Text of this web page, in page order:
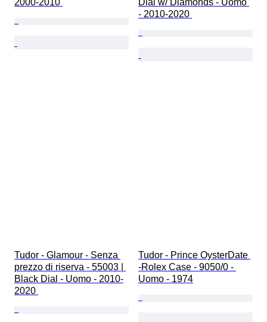
2000-2010
Dial w/ Diamonds - Uomo
- 2010-2020
Tudor - Glamour - Senza
prezzo di riserva - 55003 |
Black Dial - Uomo - 2010-
2020
Tudor - Prince OysterDate
-Rolex Case - 9050/0 -
Uomo - 1974